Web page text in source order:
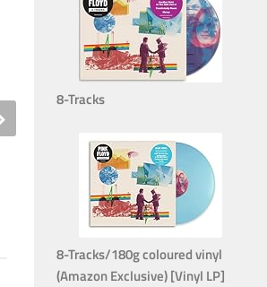
14
The Wall Live: Pink
Dortmund,
17. FEBRUAR 2026
8-Tracks
8-Tracks/180g coloured vinyl
(Amazon Exclusive) [Vinyl LP]